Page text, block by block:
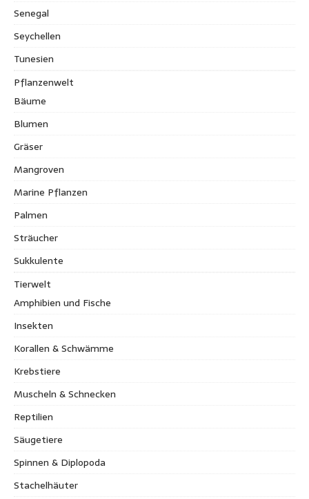
Senegal
Seychellen
Tunesien
Pflanzenwelt
Bäume
Blumen
Gräser
Mangroven
Marine Pflanzen
Palmen
Sträucher
Sukkulente
Tierwelt
Amphibien und Fische
Insekten
Korallen & Schwämme
Krebstiere
Muscheln & Schnecken
Reptilien
Säugetiere
Spinnen & Diplopoda
Stachelhäuter